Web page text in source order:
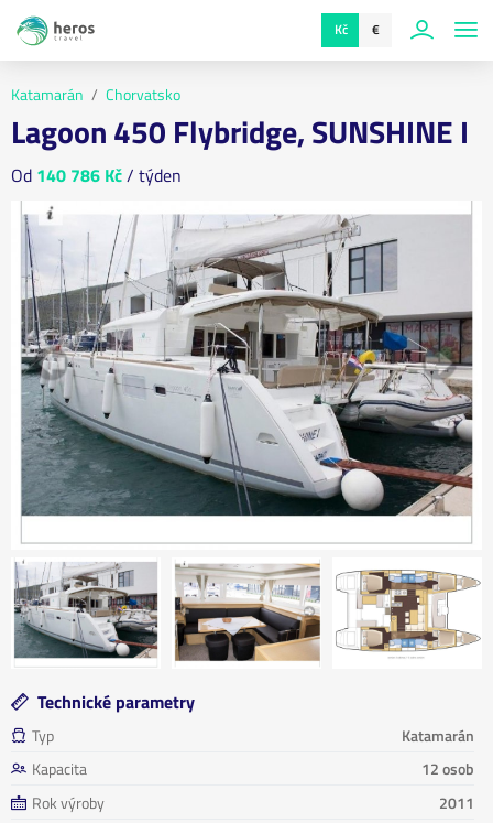
Kč €
Katamarán Chorvatsko
Lagoon 450 Flybridge, SUNSHINE I
Od 140 786 Kč/ týden
Technické parametry
Typ
Katamarán
Kapacita
12 osob
Rok výroby
2011